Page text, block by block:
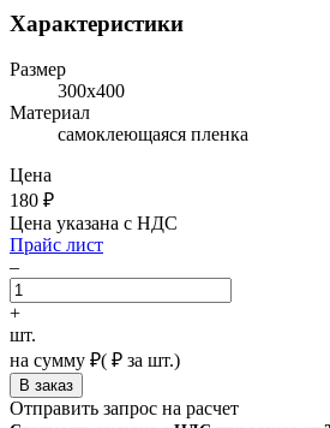
Характеристики
Размер
300х400
Материал
самоклеющаяся пленка
Цена
180 ₽
Цена указана с НДС
Прайс лист
–
+
шт.
на сумму ₽( ₽ за шт.)
Отправить запрос на расчет